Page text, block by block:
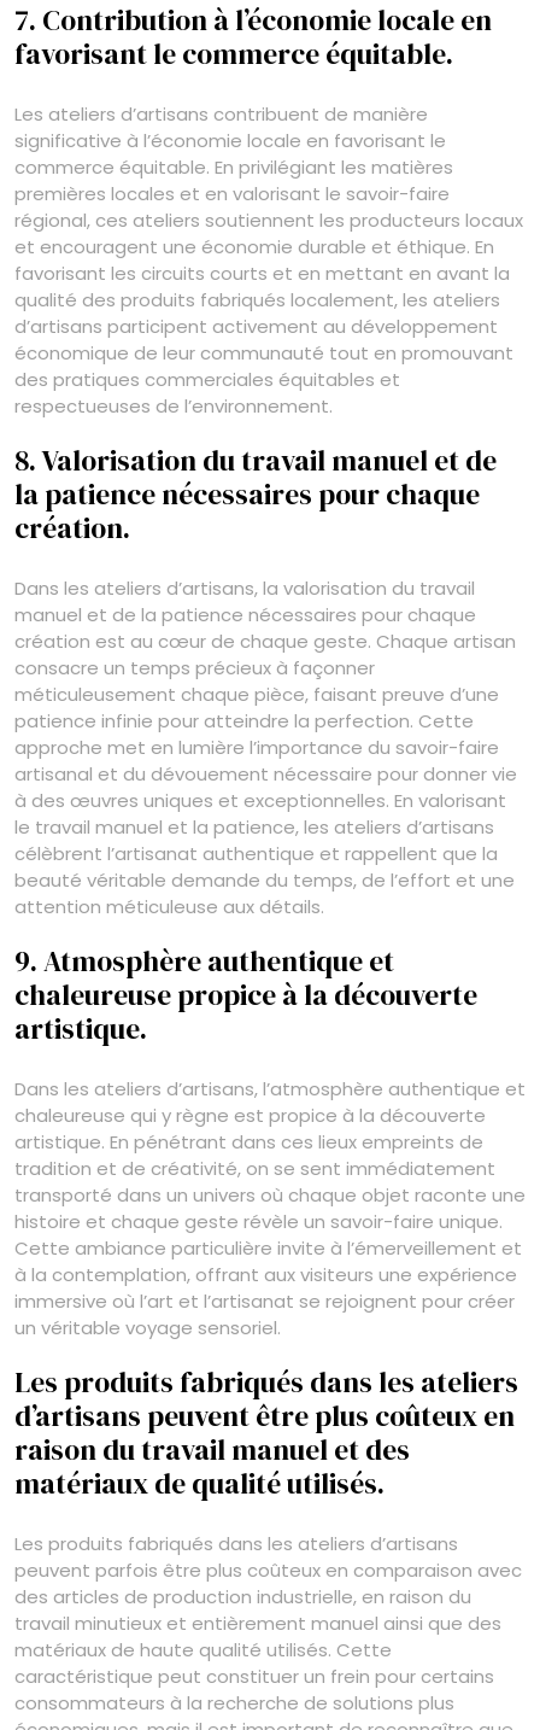
7. Contribution à l’économie locale en
favorisant le commerce équitable.
Les ateliers d’artisans contribuent de manière
significative à l’économie locale en favorisant le
commerce équitable. En privilégiant les matières
premières locales et en valorisant le savoir-faire
régional, ces ateliers soutiennent les producteurs locaux
et encouragent une économie durable et éthique. En
favorisant les circuits courts et en mettant en avant la
qualité des produits fabriqués localement, les ateliers
d’artisans participent activement au développement
économique de leur communauté tout en promouvant
des pratiques commerciales équitables et
respectueuses de l’environnement.
8. Valorisation du travail manuel et de
la patience nécessaires pour chaque
création.
Dans les ateliers d’artisans, la valorisation du travail
manuel et de la patience nécessaires pour chaque
création est au cœur de chaque geste. Chaque artisan
consacre un temps précieux à façonner
méticuleusement chaque pièce, faisant preuve d’une
patience infinie pour atteindre la perfection. Cette
approche met en lumière l’importance du savoir-faire
artisanal et du dévouement nécessaire pour donner vie
à des œuvres uniques et exceptionnelles. En valorisant
le travail manuel et la patience, les ateliers d’artisans
célèbrent l’artisanat authentique et rappellent que la
beauté véritable demande du temps, de l’effort et une
attention méticuleuse aux détails.
9. Atmosphère authentique et
chaleureuse propice à la découverte
artistique.
Dans les ateliers d’artisans, l’atmosphère authentique et
chaleureuse qui y règne est propice à la découverte
artistique. En pénétrant dans ces lieux empreints de
tradition et de créativité, on se sent immédiatement
transporté dans un univers où chaque objet raconte une
histoire et chaque geste révèle un savoir-faire unique.
Cette ambiance particulière invite à l’émerveillement et
à la contemplation, offrant aux visiteurs une expérience
immersive où l’art et l’artisanat se rejoignent pour créer
un véritable voyage sensoriel.
Les produits fabriqués dans les ateliers
d’artisans peuvent être plus coûteux en
raison du travail manuel et des
matériaux de qualité utilisés.
Les produits fabriqués dans les ateliers d’artisans
peuvent parfois être plus coûteux en comparaison avec
des articles de production industrielle, en raison du
travail minutieux et entièrement manuel ainsi que des
matériaux de haute qualité utilisés. Cette
caractéristique peut constituer un frein pour certains
consommateurs à la recherche de solutions plus